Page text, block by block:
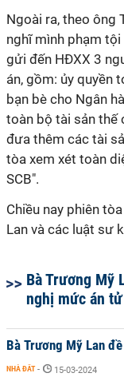
Ngoài ra, theo ông
nghĩ mình phạm
gửi đến HĐXX 3
án, gồm: ủy quyền
bạn bè cho Ngân
toàn bộ tài sản thế
đưa thêm các tài
tòa xem xét toàn
SCB".
Chiều nay phiên
Lan và các luật sư
Bà Trương Mỹ
nghị mức án
Bà Trương Mỹ Lan
NHÀ ĐẤT - 15-03-2024